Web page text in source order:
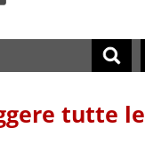
tutte le